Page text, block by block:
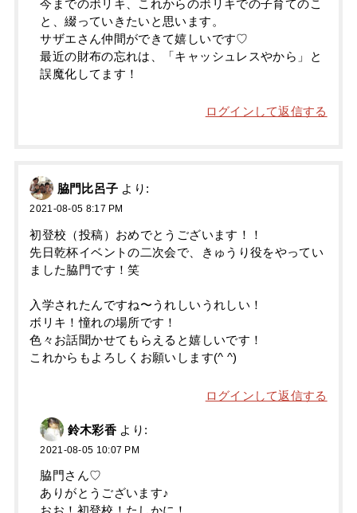
今までのボリキ、これからのボリキでの子育てのこ
と、綴っていきたいと思います。
サザエさん仲間ができて嬉しいです♡
最近の財布の忘れは、「キャッシュレスやから」と
誤魔化してます！
ログインして返信する
脇門比呂子 より:
2021-08-05 8:17 PM
初登校（投稿）おめでとうございます！！
先日乾杯イベントの二次会で、きゅうり役をやってい
ました脇門です！笑
入学されたんですね〜うれしいうれしい！
ボリキ！憧れの場所です！
色々お話聞かせてもらえると嬉しいです！
これからもよろしくお願いします(^ ^)
ログインして返信する
鈴木彩香 より:
2021-08-05 10:07 PM
脇門さん♡
ありがとうございます♪